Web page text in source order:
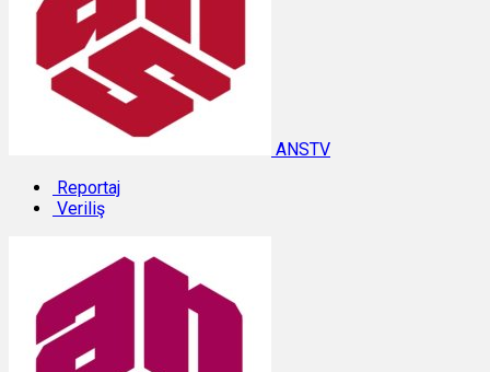
ANSTV
Reportaj
Veriliş